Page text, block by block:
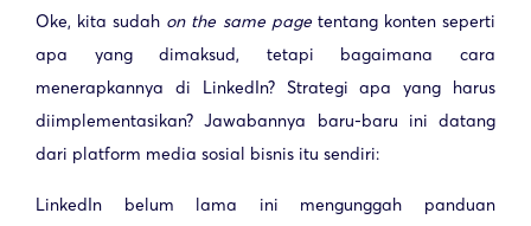
Oke, kita sudah on the same pagetentang konten seperti
apa yang dimaksud, tetapi bagaimana cara
menerapkannya di LinkedIn? Strategi apa yang harus
diimplementasikan? Jawabannya baru-baru ini datang
dari platform media sosial bisnis itu sendiri:
LinkedIn belum lama ini mengunggah panduan